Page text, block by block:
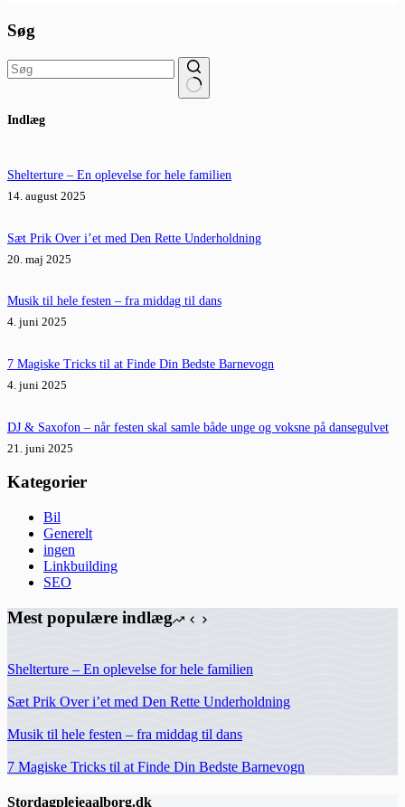
Søg
resultater
Indlæg
Shelterture – En oplevelse for hele familien
14. august 2025
Sæt Prik Over i’et med Den Rette Underholdning
20. maj 2025
Musik til hele festen – fra middag til dans
4. juni 2025
7 Magiske Tricks til at Finde Din Bedste Barnevogn
4. juni 2025
DJ & Saxofon – når festen skal samle både unge og voksne på dansegulvet
21. juni 2025
Kategorier
Bil
Generelt
ingen
Linkbuilding
SEO
Mest populære indlæg
Shelterture – En oplevelse for hele familien
Sæt Prik Over i’et med Den Rette Underholdning
Musik til hele festen – fra middag til dans
7 Magiske Tricks til at Finde Din Bedste Barnevogn
Stordagplejeaalborg.dk